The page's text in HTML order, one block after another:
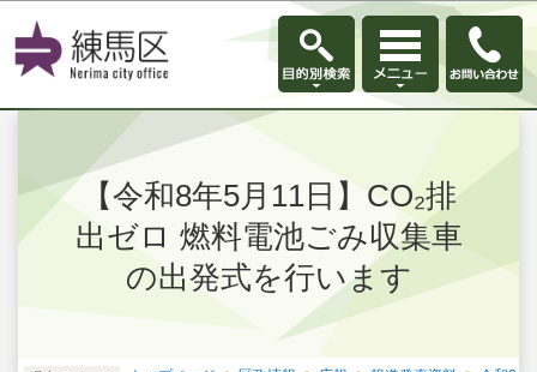
このページの本文へ移動
【令和8年5月11日】CO₂排
出ゼロ 燃料電池ごみ収集車
の出発式を行います